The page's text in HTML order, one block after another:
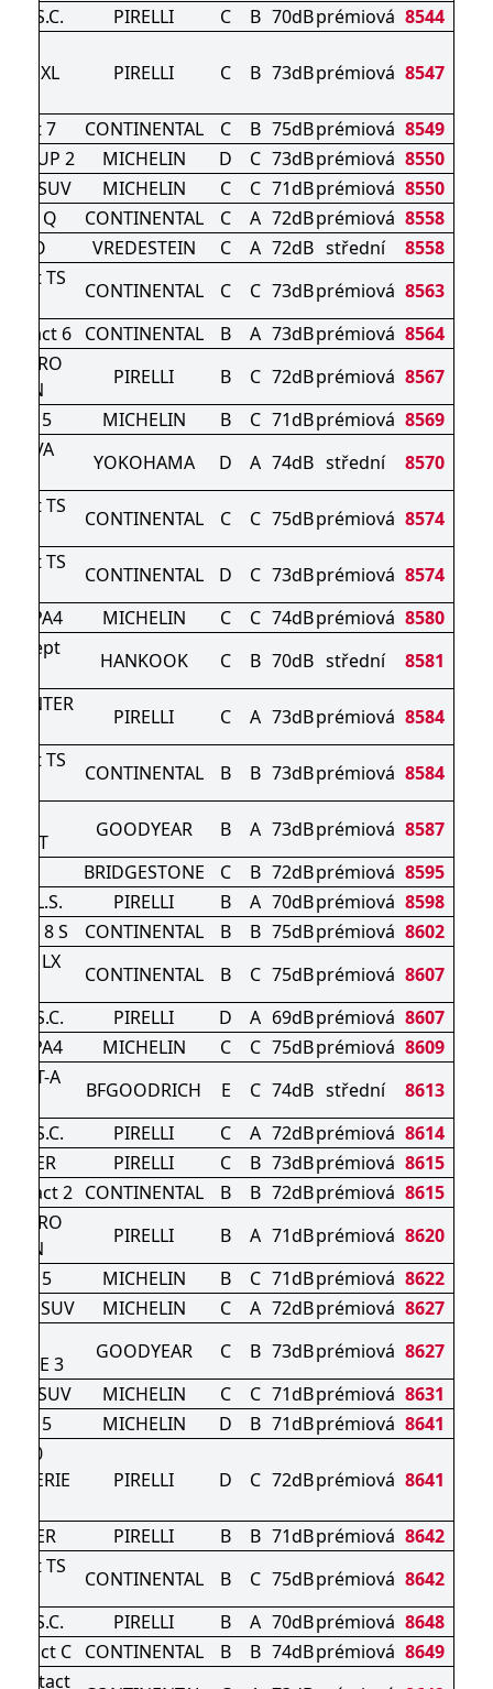
S.C.
PIRELLI C B 70dBprémiová 8544
XL
PIRELLI C B 73dBprémiová 8547
7 CONTINENTAL C B 75dBprémiová 8549
CUP 2
MICHELIN D C 73dBprémiová 8550
5 SUV
MICHELIN C C 71dBprémiová 8550
6 Q
CONTINENTAL C A 72dBprémiová 8558
PRO
VREDESTEIN C A 72dB střední
8558
TS
CONTINENTAL C C 73dBprémiová 8563
6
CONTINENTAL B A 73dBprémiová 8564
ZERO
PIRELLI B C 72dBprémiová 8567
5
MICHELIN B C 71dBprémiová 8569
YOKOHAMA D A 74dB střední
8570
TS
CONTINENTAL C C 75dBprémiová 8574
TS
CONTINENTAL D C 73dBprémiová 8574
PA4
MICHELIN C C 74dBprémiová 8580
icept
HANKOOK C B 70dB střední
8581
WINTER
PIRELLI C A 73dBprémiová 8584
TS
CONTINENTAL B B 73dBprémiová 8584
GOODYEAR B A 73dBprémiová 8587
BRIDGESTONE C B 72dBprémiová 8595
L.S.
PIRELLI B A 70dBprémiová 8598
8 S
CONTINENTAL B B 75dBprémiová 8602
LX
CONTINENTAL B C 75dBprémiová 8607
S.C.
PIRELLI D A 69dBprémiová 8607
PA4
MICHELIN C C 75dBprémiová 8609
T-A
BFGOODRICH E C 74dB střední
8613
S.C.
PIRELLI C A 72dBprémiová 8614
PIRELLI C B 73dBprémiová 8615
2 CONTINENTAL B B 72dBprémiová 8615
ZERO
PIRELLI B A 71dBprémiová 8620
5
MICHELIN B C 71dBprémiová 8622
4 SUV
MICHELIN C A 72dBprémiová 8627
3
GOODYEAR C B 73dBprémiová 8627
5 SUV
MICHELIN C C 71dBprémiová 8631
5
MICHELIN D B 71dBprémiová 8641
270
SERIE
PIRELLI D C 72dBprémiová 8641
PIRELLI B B 71dBprémiová 8642
TS
CONTINENTAL B C 75dBprémiová 8642
S.C.
PIRELLI B A 70dBprémiová 8648
C CONTINENTAL B B 74dBprémiová 8649